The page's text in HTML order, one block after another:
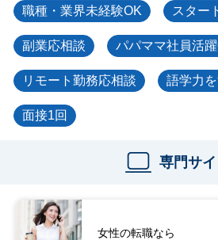
職種・業界未経験OK スター
副業応相談 パパママ社員活
リモート勤務応相談 語学力
面接1回
専門サイ
女性の転職なら